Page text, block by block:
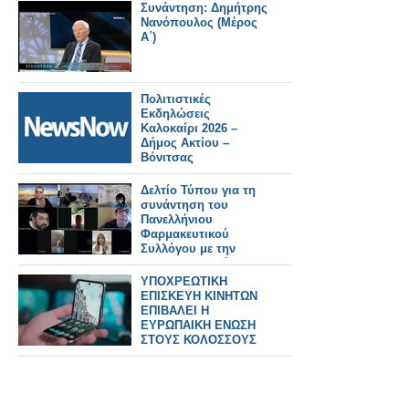
Συνάντηση: Δημήτρης
Νανόπουλος (Μέρος
Α΄)
Πολιτιστικές
Εκδηλώσεις
Καλοκαίρι 2026 –
Δήμος Ακτίου –
Βόνιτσας
Δελτίο Τύπου για τη
συνάντηση του
Πανελλήνιου
Φαρμακευτικού
Συλλόγου με την
Ένωση Ασθενών
Ελλάδας
ΥΠΟΧΡΕΩΤΙΚΗ
ΕΠΙΣΚΕΥΗ ΚΙΝΗΤΩΝ
ΕΠΙΒΑΛΕΙ Η
ΕΥΡΩΠΑΙΚΗ ΕΝΩΣΗ
ΣΤΟΥΣ ΚΟΛΟΣΣΟΥΣ